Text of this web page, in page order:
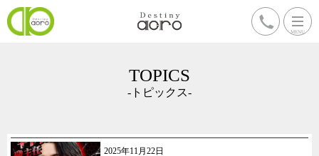
TOPICS
-トピックス-
2025年11月22日